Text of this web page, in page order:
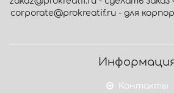
corporate@prokreatif.ru - для
Контакты